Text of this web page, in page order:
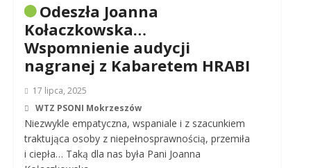
Odeszła Joanna
Kołaczkowska…
Wspomnienie audycji
nagranej z Kabaretem HRABI
17 lipca, 2025
WTZ PSONI Mokrzeszów
Niezwykle empatyczna, wspaniale i z szacunkiem
traktująca osoby z niepełnosprawnością, przemiła
i ciepła… Taką dla nas była Pani Joanna